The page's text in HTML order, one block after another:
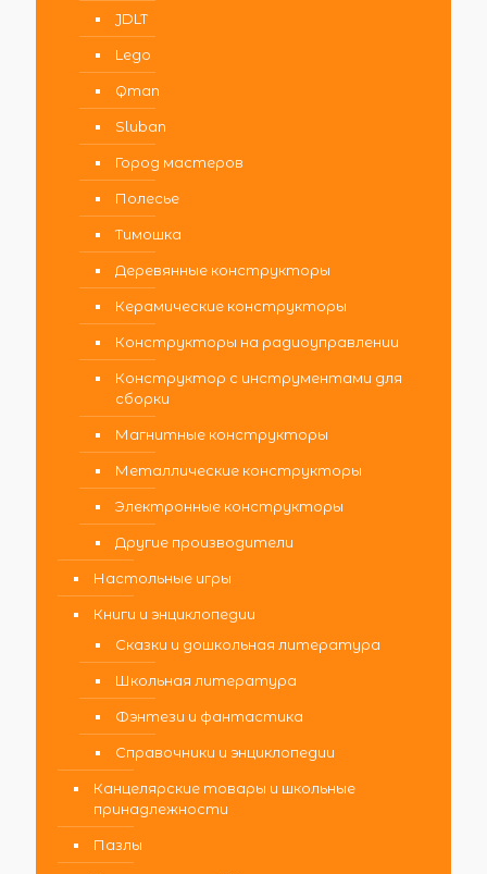
JDLT
Lego
Qman
Sluban
Город мастеров
Полесье
Тимошка
Деревянные конструкторы
Керамические конструкторы
Конструкторы на радиоуправлении
Конструктор с инструментами для
сборки
Магнитные конструкторы
Металлические конструкторы
Электронные конструкторы
Другие производители
Настольные игры
Книги и энциклопедии
Сказки и дошкольная литература
Школьная литература
Фэнтези и фантастика
Справочники и энциклопедии
Канцелярские товары и школьные
принадлежности
Пазлы